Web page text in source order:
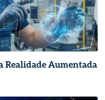
Realidade Aumentada